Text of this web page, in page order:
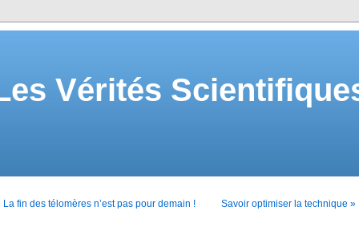
Vérités
La fin des télomères n’est pas pour demain ! Savoir optimiser la technique »